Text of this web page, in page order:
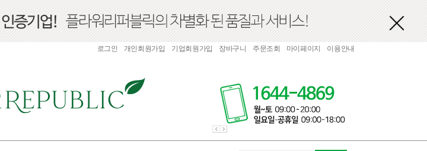
로그인 개인회원가입 기업회원가입 장바구니 주문조회 마이페이지 이용안내